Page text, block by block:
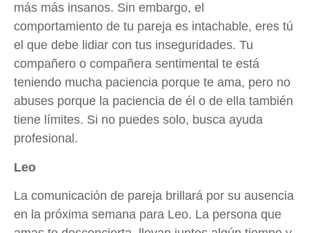
más más insanos. Sin embargo, el
comportamiento de tu pareja es intachable, eres tú
el que debe lidiar con tus inseguridades. Tu
compañero o compañera sentimental te está
teniendo mucha paciencia porque te ama, pero no
abuses porque la paciencia de él o de ella también
tiene límites. Si no puedes solo, busca ayuda
profesional.
Leo
La comunicación de pareja brillará por su ausencia
en la próxima semana para Leo. La persona que